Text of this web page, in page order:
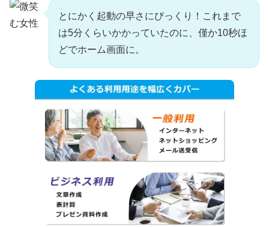
とにかく起動の早さにびっくり！これまで
は5分くらいかかっていたのに、僅か10秒ほ
どでホーム画面に。